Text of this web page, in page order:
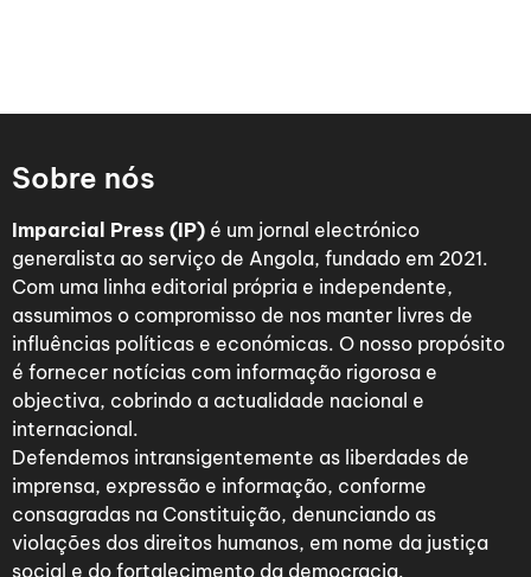
Sobre nós
Imparcial Press (IP) é um jornal electrónico
generalista ao serviço de Angola, fundado em 2021.
Com uma linha editorial própria e independente,
assumimos o compromisso de nos manter livres de
influências políticas e económicas. O nosso propósito
é fornecer notícias com informação rigorosa e
objectiva, cobrindo a actualidade nacional e
internacional.
Defendemos intransigentemente as liberdades de
imprensa, expressão e informação, conforme
consagradas na Constituição, denunciando as
violações dos direitos humanos, em nome da justiça
social e do fortalecimento da democracia.